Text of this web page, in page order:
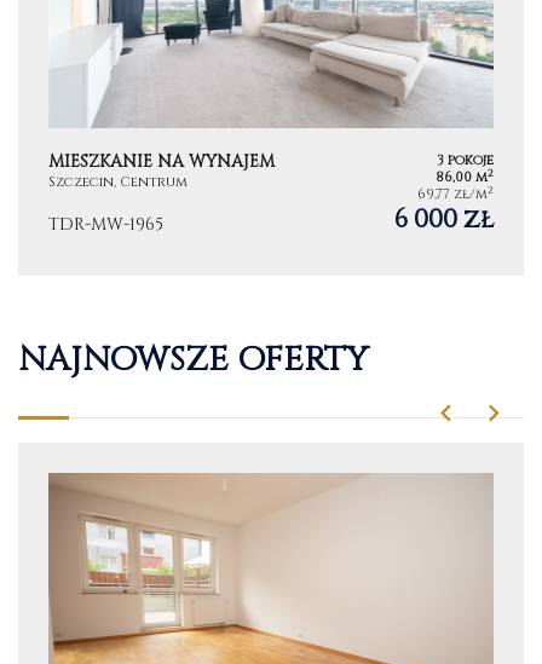
MIESZKANIE NA WYNAJEM
Szczecin, Centrum
3 pokoje
86,00 m2
69,77 zł/m2
TDR-MW-1965 6 000 zł
NAJNOWSZE OFERTY